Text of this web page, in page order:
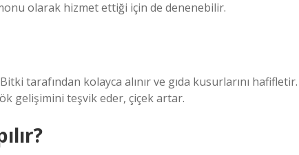
olarak hizmet ettiği için de denenebilir.
tarafından kolayca alınır ve gıda kusurlarını hafifletir.
gelişimini teşvik eder, çiçek artar.